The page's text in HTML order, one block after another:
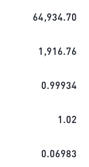
64,934.70
1,916.76
0.99934
1.02
0.06983